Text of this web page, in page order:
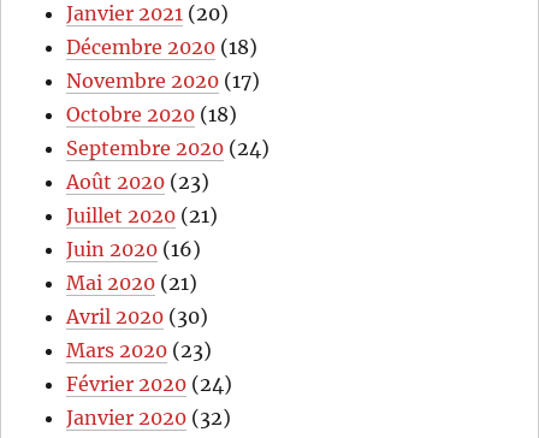
Janvier 2021 (20)
Décembre 2020 (18)
Novembre 2020 (17)
Octobre 2020 (18)
Septembre 2020 (24)
Août 2020 (23)
Juillet 2020 (21)
Juin 2020 (16)
Mai 2020 (21)
Avril 2020 (30)
Mars 2020 (23)
Février 2020 (24)
Janvier 2020 (32)